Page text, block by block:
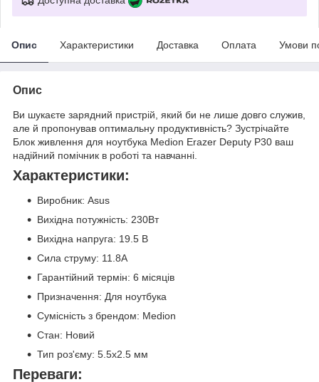
Опис Характеристики Доставка Оплата Умови
Опис
Ви шукаєте зарядний пристрій, який би не лише довго служив,
але й пропонував оптимальну продуктивність? Зустрічайте
Блок живлення для ноутбука Medion Erazer Deputy P30 ваш
надійний помічник в роботі та навчанні.
Характеристики:
Виробник: Asus
Вихідна потужність: 230Вт
Вихідна напруга: 19.5 В
Сила струму: 11.8А
Гарантійний термін: 6 місяців
Призначення: Для ноутбука
Сумісність з брендом: Medion
Стан: Новий
Тип роз'єму: 5.5x2.5 мм
Переваги: